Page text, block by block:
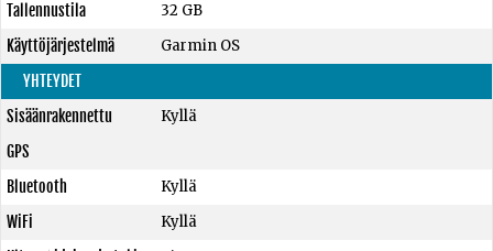
Tallennustila
32 GB
Käyttöjärjestelmä
Garmin OS
YHTEYDET
Sisäänrakennettu
GPS
Kyllä
Bluetooth
Kyllä
WiFi
Kyllä